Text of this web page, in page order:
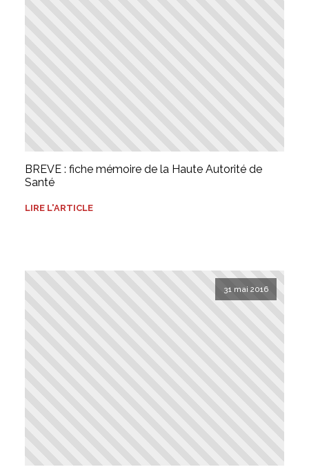
BREVE : fiche mémoire de la Haute Autorité de
Santé
LIRE L'ARTICLE
31 mai 2016